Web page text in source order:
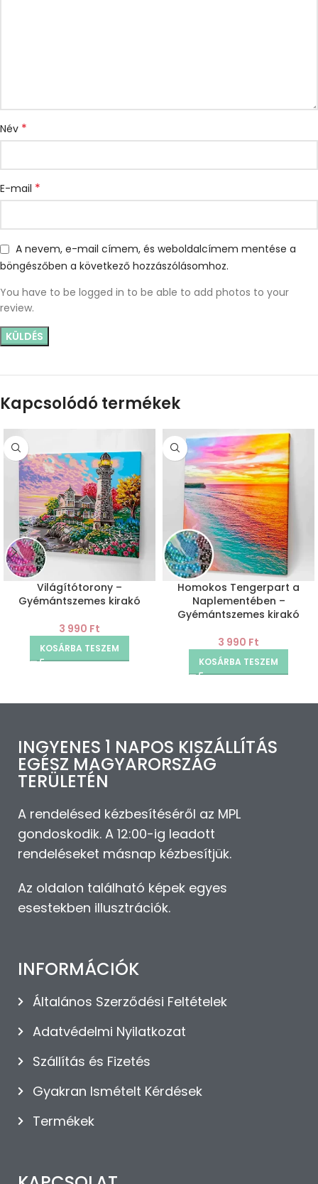
Név *
E-mail *
A nevem, e-mail címem, és weboldalcímem mentése a
böngészőben a következő hozzászólásomhoz.
You have to be logged in to be able to add photos to your
review.
Kapcsolódó termékek
Világítótorony –
Gyémántszemes kirakó
3 990 Ft
KOSÁRBA TESZEM
Homokos Tengerpart a
Naplementében –
Gyémántszemes kirakó
3 990 Ft
KOSÁRBA TESZEM
INGYENES 1 NAPOS KISZÁLLÍTÁS
EGÉSZ MAGYARORSZÁG
TERÜLETÉN
A rendelésed kézbesítéséről az MPL
gondoskodik. A 12:00-ig leadott
rendeléseket másnap kézbesítjük.
Az oldalon található képek egyes
esestekben illusztrációk.
INFORMÁCIÓK
Általános Szerződési Feltételek
Adatvédelmi Nyilatkozat
Szállítás és Fizetés
Gyakran Ismételt Kérdések
Termékek